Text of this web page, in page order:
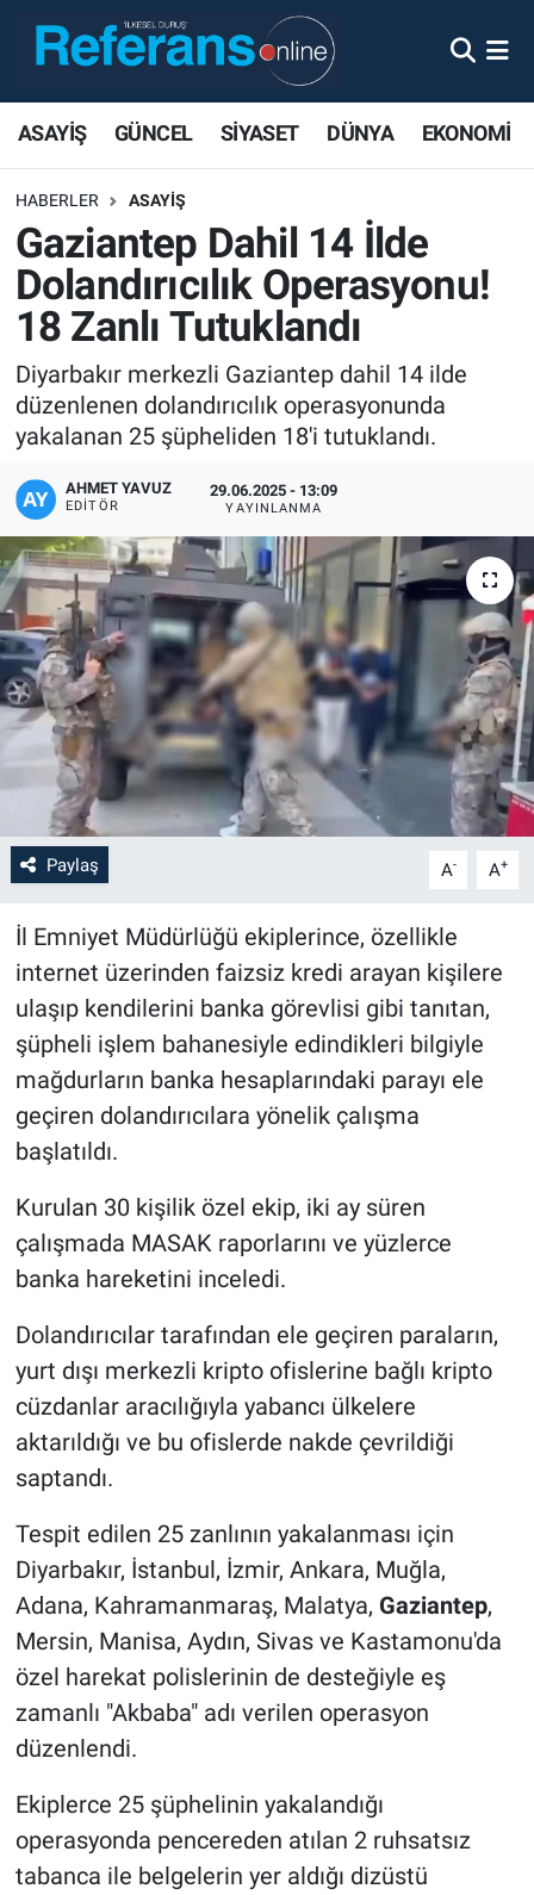
ASAYİŞ GÜNCEL SİYASET DÜNYA EKONOMİ
HABERLER ASAYİŞ
Gaziantep Dahil 14 İlde
Dolandırıcılık Operasyonu!
18 Zanlı Tutuklandı
Diyarbakır merkezli Gaziantep dahil 14 ilde
düzenlenen dolandırıcılık operasyonunda
yakalanan 25 şüpheliden 18'i tutuklandı.
AHMET YAVUZ
EDITÖR
29.06.2025 - 13:09
YAYINLANMA
Paylaş A- A+
İl Emniyet Müdürlüğü ekiplerince, özellikle
internet üzerinden faizsiz kredi arayan kişilere
ulaşıp kendilerini banka görevlisi gibi tanıtan,
şüpheli işlem bahanesiyle edindikleri bilgiyle
mağdurların banka hesaplarındaki parayı ele
geçiren dolandırıcılara yönelik çalışma
başlatıldı.
Kurulan 30 kişilik özel ekip, iki ay süren
çalışmada MASAK raporlarını ve yüzlerce
banka hareketini inceledi.
Dolandırıcılar tarafından ele geçiren paraların,
yurt dışı merkezli kripto ofislerine bağlı kripto
cüzdanlar aracılığıyla yabancı ülkelere
aktarıldığı ve bu ofislerde nakde çevrildiği
saptandı.
Tespit edilen 25 zanlının yakalanması için
Diyarbakır, İstanbul, İzmir, Ankara, Muğla,
Adana, Kahramanmaraş, Malatya, Gaziantep,
Mersin, Manisa, Aydın, Sivas ve Kastamonu'da
özel harekat polislerinin de desteğiyle eş
zamanlı "Akbaba" adı verilen operasyon
düzenlendi.
Ekiplerce 25 şüphelinin yakalandığı
operasyonda pencereden atılan 2 ruhsatsız
tabanca ile belgelerin yer aldığı dizüstü